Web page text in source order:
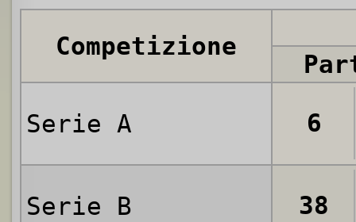
Competizione
Serie A 6
Serie B 38